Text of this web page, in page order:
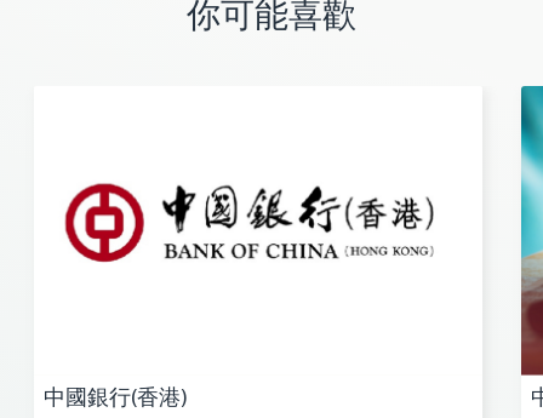
你可能喜歡
中國銀行(香港)